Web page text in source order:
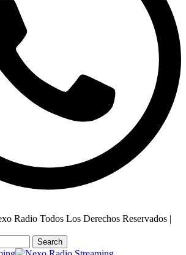
Radio Todos Los Derechos Reservados |
Search